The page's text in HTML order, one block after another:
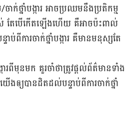
ក់​ថ្នាំ​បង្ការ អាច​ប្រឈម​នឹង​ប្រតិកម្ម​
តែ​បើ​​កើត​ឡើង​ហើយ ​គឺ​អាច​ប៉ះពាល់​
ពី​ការ​ចាក់​ថ្នាំ​បង្ការ គឺ​មាន​មនុស្ស​តែ
រ​ពី​មុន​មក​ គួរ​ចាំ​ថា​ត្រូវ​ផ្ដល់​ព័ត៌មាន​ទាំង​
ើង​ឲ្យ​បាន​ដិត​ដល់​បន្ទាប់​ពី​ការ​ចាក់​ថ្នាំ​